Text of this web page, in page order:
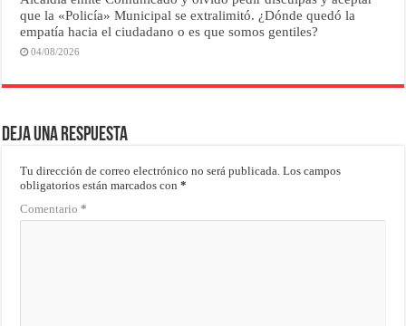
que la «Policía» Municipal se extralimitó. ¿Dónde quedó la
empatía hacia el ciudadano o es que somos gentiles?
04/08/2026
Deja una respuesta
Tu dirección de correo electrónico no será publicada. Los campos
obligatorios están marcados con*
Comentario*